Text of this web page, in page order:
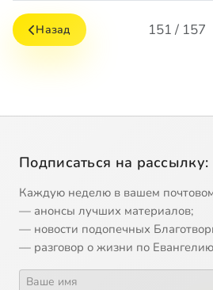
Назад 151 / 157
Подписаться на рассылку:
Каждую неделю в вашем
— анонсы лучших материалов;
— новости подопечных
— разговор о жизни по